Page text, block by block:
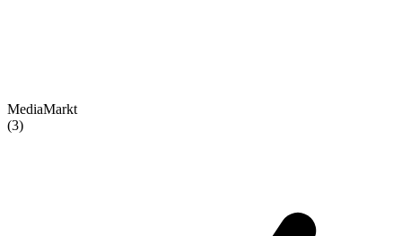
MediaMarkt
(3)